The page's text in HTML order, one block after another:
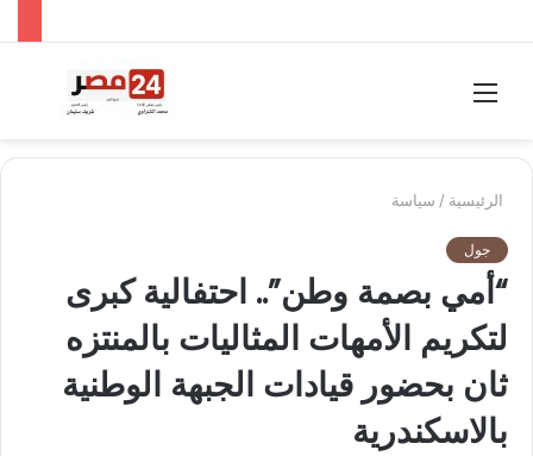
القائمة
الرئيسية / سياسة
جول
“أمي بصمة وطن”.. احتفالية كبرى
لتكريم الأمهات المثاليات بالمنتزه
ثان بحضور قيادات الجبهة الوطنية
بالاسكندرية